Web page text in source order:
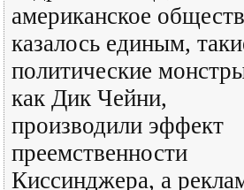
американское
казалось единым,
политические
как Дик Чейни,
производили эффект
преемственности
Киссинджера, а